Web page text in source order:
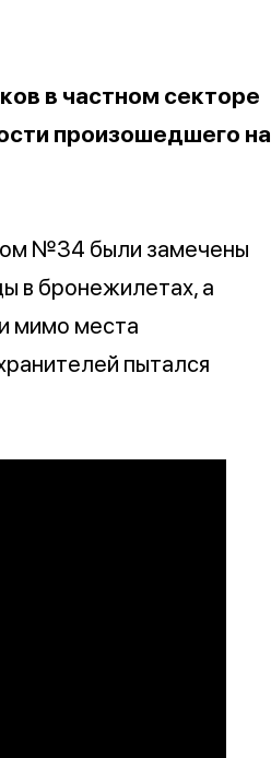
в частном секторе
произошедшего на
№34 были замечены
в бронежилетах, а
мимо места
пытался